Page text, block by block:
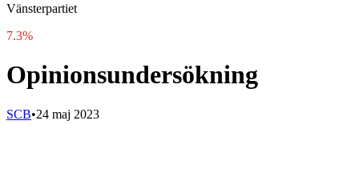
Vänsterpartiet
7.3%
Opinionsundersökning
SCB•24 maj 2023